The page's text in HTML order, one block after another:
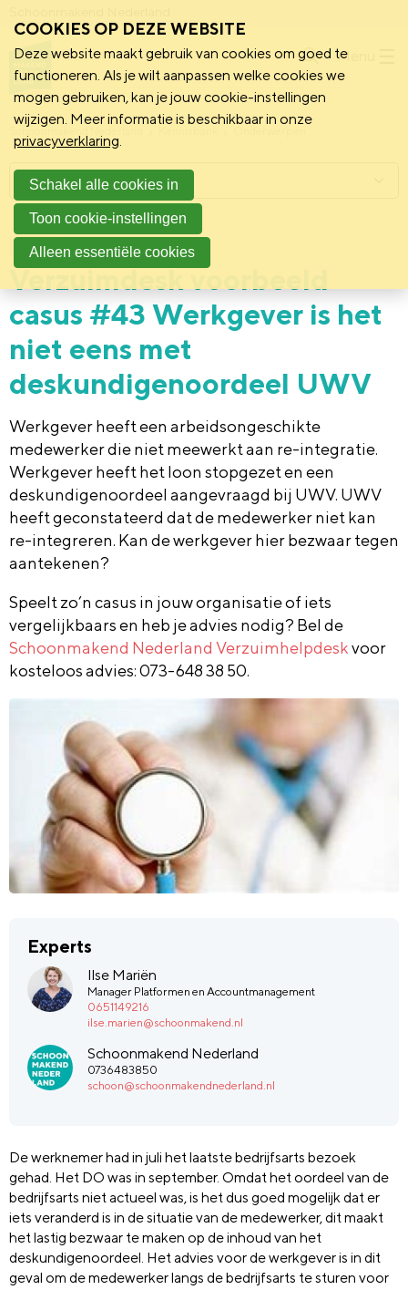
Menu
Schoonmakend Nederland
Praktijk 19 november 2020
Verzuimdesk voorbeeld
casus #43 Werkgever is het
niet eens met
deskundigenoordeel UWV
Werkgever heeft een arbeidsongeschikte
medewerker die niet meewerkt aan re-integratie.
Werkgever heeft het loon stopgezet en een
deskundigenoordeel aangevraagd bij UWV. UWV
heeft geconstateerd dat de medewerker niet kan
re-integreren. Kan de werkgever hier bezwaar tegen
aantekenen?
Speelt zo’n casus in jouw organisatie of iets
vergelijkbaars en heb je advies nodig? Bel de
Schoonmakend Nederland Verzuimhelpdeskvoor
kosteloos advies: 073-648 38 50.
Experts
Ilse Mariën
Manager Platformen en Accountmanagement
0651149216
ilse.marien@schoonmakend.nl
Schoonmakend Nederland
0736483850
schoon@schoonmakendnederland.nl
De werknemer had in juli het laatste bedrijfsarts bezoek
gehad. Het DO was in september. Omdat het oordeel van de
bedrijfsarts niet actueel was, is het dus goed mogelijk dat er
iets veranderd is in de situatie van de medewerker, dit maakt
het lastig bezwaar te maken op de inhoud van het
deskundigenoordeel. Het advies voor de werkgever is in dit
geval om de medewerker langs de bedrijfsarts te sturen voor
Menu
COOKIES OP DEZE WEBSITE
Deze website maakt gebruik van cookies om goed te
functioneren. Als je wilt aanpassen welke cookies we
mogen gebruiken, kan je jouw cookie-instellingen
wijzigen. Meer informatie is beschikbaar in onze
privacyverklaring.
Schakel alle cookies in
Toon cookie-instellingen
Alleen essentiële cookies